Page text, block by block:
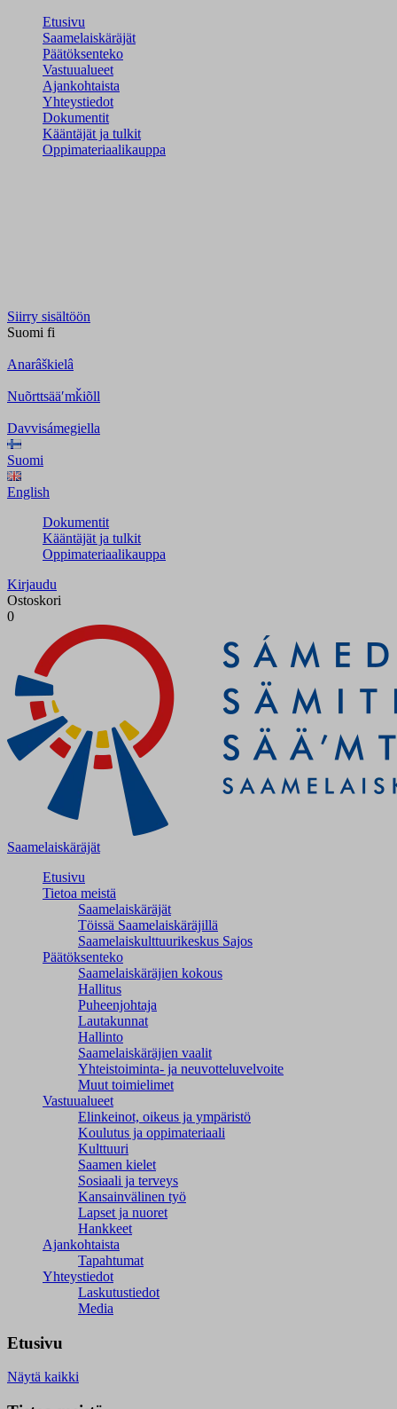
Etusivu
Saamelaiskäräjät
Päätöksenteko
Vastuualueet
Ajankohtaista
Yhteystiedot
Dokumentit
Kääntäjät ja tulkit
Oppimateriaalikauppa
Siirry sisältöön
Suomi fi
Anarâškielâ
Nuõrttsääʹmǩiõll
Davvisámegiella
Suomi
English
Dokumentit
Kääntäjät ja tulkit
Oppimateriaalikauppa
Kirjaudu
Ostoskori
0
Saamelaiskäräjät
Etusivu
Tietoa meistä
Saamelaiskäräjät
Töissä Saamelaiskäräjillä
Saamelaiskulttuuri­keskus Sajos
Päätöksenteko
Saamelaiskäräjien kokous
Hallitus
Puheenjohtaja
Lautakunnat
Hallinto
Saamelaiskäräjien vaalit
Yhteistoiminta- ja neuvotteluvelvoite
Muut toimielimet
Vastuualueet
Elinkeinot, oikeus ja ympäristö
Koulutus ja oppimateriaali
Kulttuuri
Saamen kielet
Sosiaali ja terveys
Kansainvälinen työ
Lapset ja nuoret
Hankkeet
Ajankohtaista
Tapahtumat
Yhteystiedot
Laskutustiedot
Media
Etusivu
Näytä kaikki